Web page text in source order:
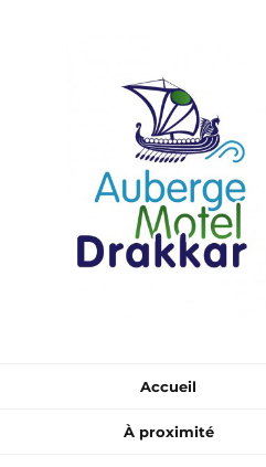
Accueil
À proximité